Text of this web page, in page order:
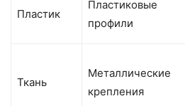
Пластик
Пластиковые
профили
Ткань
Металлические
крепления